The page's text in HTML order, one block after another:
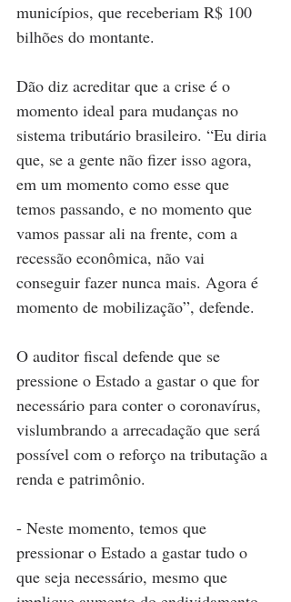
municípios, que receberiam R$ 100
bilhões do montante.
Dão diz acreditar que a crise é o
momento ideal para mudanças no
sistema tributário brasileiro. “Eu diria
que, se a gente não fizer isso agora,
em um momento como esse que
temos passando, e no momento que
vamos passar ali na frente, com a
recessão econômica, não vai
conseguir fazer nunca mais. Agora é
momento de mobilização”, defende.
O auditor fiscal defende que se
pressione o Estado a gastar o que for
necessário para conter o coronavírus,
vislumbrando a arrecadação que será
possível com o reforço na tributação a
renda e patrimônio.
- Neste momento, temos que
pressionar o Estado a gastar tudo o
que seja necessário, mesmo que